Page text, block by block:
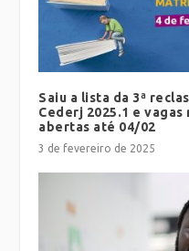
Saiu a lista da 3ª
Cederj 2025.1 e
abertas até 04/02
3 de fevereiro de 2025